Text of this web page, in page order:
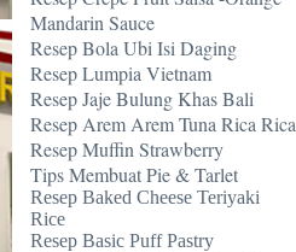
Mandarin Sauce
Resep Bola Ubi Isi Daging
Resep Lumpia Vietnam
Resep Jaje Bulung Khas Bali
Resep Arem Arem Tuna Rica Rica
Resep Muffin Strawberry
Tips Membuat Pie & Tarlet
Resep Baked Cheese Teriyaki
Rice
Resep Basic Puff Pastry